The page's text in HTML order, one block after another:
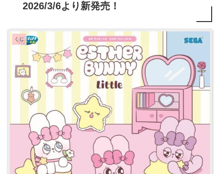
2026/3/6より新発売！
くじ